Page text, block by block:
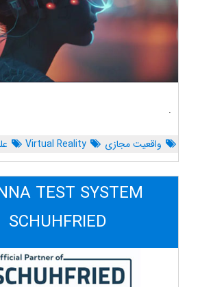
.
واقعیت مجازی Virtual Reality
TEST SYSTEM
SCHUHFRIED